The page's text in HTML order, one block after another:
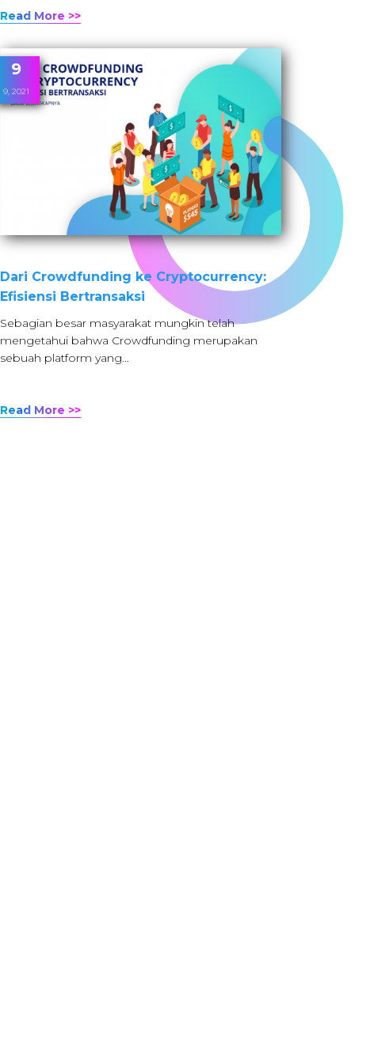
Read More >>
9
9, 2021
Dari Crowdfunding ke Cryptocurrency:
Efisiensi Bertransaksi
Sebagian besar masyarakat mungkin telah
mengetahui bahwa Crowdfunding merupakan
sebuah platform yang…
Read More >>